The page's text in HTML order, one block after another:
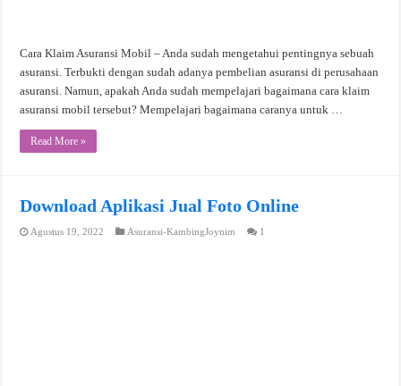
Cara Klaim Asuransi Mobil – Anda sudah mengetahui pentingnya sebuah
asuransi. Terbukti dengan sudah adanya pembelian asuransi di perusahaan
asuransi. Namun, apakah Anda sudah mempelajari bagaimana cara klaim
asuransi mobil tersebut? Mempelajari bagaimana caranya untuk …
Read More »
Download Aplikasi Jual Foto Online
Agustus 19, 2022 Asuransi-KambingJoynim 1